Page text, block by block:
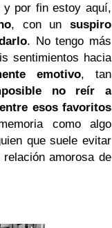
y por fin estoy aquí,
, con unsuspiro
. No tengo más
sentimientos hacia
emotivo, tan
no reír a
esos favoritos
como algo
que suele evitar
amorosa de